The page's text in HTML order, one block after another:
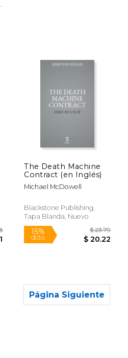
15%
The Death Machine
Contract (en Inglés)
Michael McDowell
Blackstone Publishing,
Tapa Blanda, Nuevo
Página Siguiente